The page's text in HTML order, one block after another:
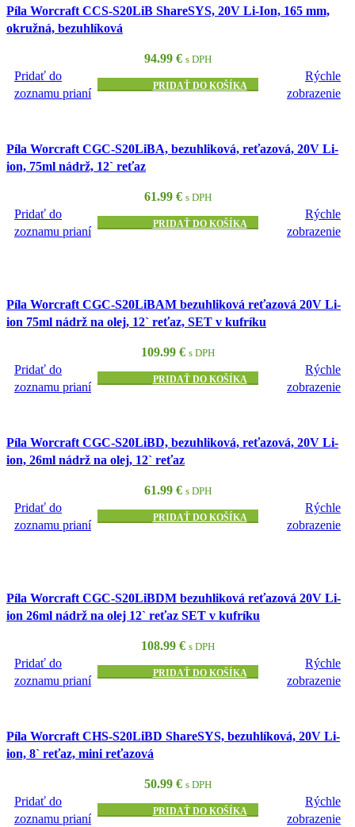
Píla Worcraft CCS-S20LiB ShareSYS, 20V Li-Ion, 165 mm,
okružná, bezuhlíková
94.99 € s DPH
Pridať do
zoznamu prianí
PRIDAŤ DO KOŠÍKA
Rýchle
zobrazenie
Píla Worcraft CGC-S20LiBA, bezuhliková, reťazová, 20V Li-
ion, 75ml nádrž, 12` reťaz
61.99 € s DPH
Pridať do
zoznamu prianí
PRIDAŤ DO KOŠÍKA
Rýchle
zobrazenie
Píla Worcraft CGC-S20LiBAM bezuhliková reťazová 20V Li-
ion 75ml nádrž na olej, 12` reťaz, SET v kufríku
109.99 € s DPH
Pridať do
zoznamu prianí
PRIDAŤ DO KOŠÍKA
Rýchle
zobrazenie
Píla Worcraft CGC-S20LiBD, bezuhliková, reťazová, 20V Li-
ion, 26ml nádrž na olej, 12` reťaz
61.99 € s DPH
Pridať do
zoznamu prianí
PRIDAŤ DO KOŠÍKA
Rýchle
zobrazenie
Píla Worcraft CGC-S20LiBDM bezuhliková reťazová 20V Li-
ion 26ml nádrž na olej 12` reťaz SET v kufríku
108.99 € s DPH
Pridať do
zoznamu prianí
PRIDAŤ DO KOŠÍKA
Rýchle
zobrazenie
Píla Worcraft CHS-S20LiBD ShareSYS, bezuhlíková, 20V Li-
ion, 8` reťaz, mini reťazová
50.99 € s DPH
Pridať do
zoznamu prianí
PRIDAŤ DO KOŠÍKA
Rýchle
zobrazenie